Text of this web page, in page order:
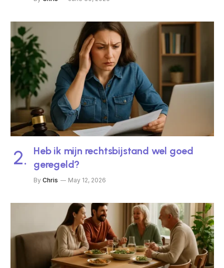
Heb ik mijn rechtsbijstand wel goed
geregeld?
By Chris May 12, 2026